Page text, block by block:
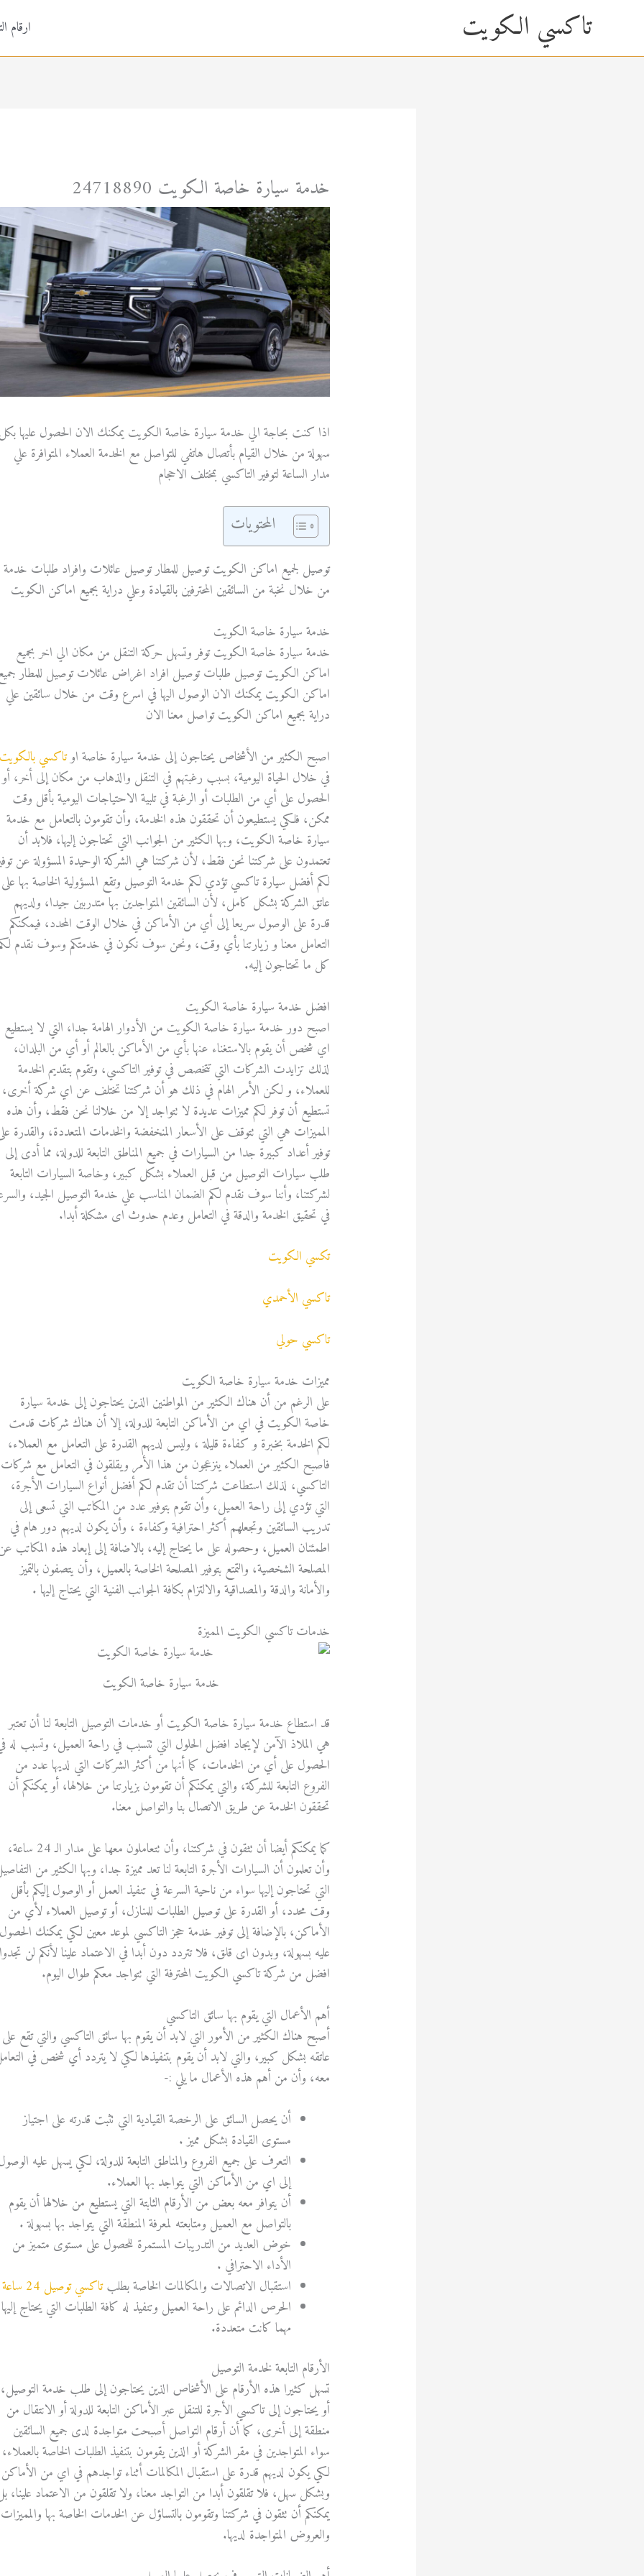
المحتوى
تاكسي الكويت ارقام
خدمة سيارة خاصة الكويت 24718890
اذا كنت بحاجة الي خدمة سيارة خاصة الكويت يمكنك الان الحصول عليها
سهولة من خلال القيام بأتصال هاتفي للتواصل مع الخدمة العملاء المتوافرة علي
مدار الساعة لتوفير التاكسي بمختلف الاحجام
المحتويات
توصيل لجميع اماكن الكويت توصيل للمطار توصيل عائلات وافراد طلبات خدمة
من خلال نخبة من السائقين المحترفين بالقيادة وعلي دراية بجميع اماكن الكويت
خدمة سيارة خاصة الكويت
خدمة سيارة خاصة الكويت توفر وتسهل حركة التنقل من مكان الي اخر بجميع
اماكن الكويت توصيل طلبات توصيل افراد اغراض عائلات توصيل للمطار
اماكن الكويت يمكنك الان الوصول اليها في اسرع وقت من خلال سائقين علي
دراية بجميع اماكن الكويت تواصل معنا الان
اصبح الكثير من الأشخاص يحتاجون إلى خدمة سيارة خاصة اوتاكسي
في خلال الحياة اليومية، بسبب رغبتهم في التنقل والذهاب من مكان إلى أخر، أو
الحصول على أي من الطلبات أو الرغبة في تلبية الاحتياجات اليومية بأقل وقت
ممكن، فلكي يستطيعون أن تحققون هذه الخدمة، وأن تقومون بالتعامل مع خدمة
سيارة خاصة الكويت، وبها الكثير من الجوانب التي تحتاجون إليها، فلابد أن
تعتمدون على شركتنا نحن فقط، لأن شركتنا هي الشركة الوحيدة المسؤولة عن
لكم أفضل سيارة تاكسي تؤدي لكم خدمة التوصيل وتقع المسؤولية الخاصة بها على
عاتق الشركة بشكل كامل، لأن السائقين المتواجدين بها متدربين جيدا، ولديهم
قدرة على الوصول سريعا إلى أي من الأماكن في خلال الوقت المحدد، فيمكنكم
التعامل معنا و زيارتنا بأي وقت، ونحن سوف نكون في خدمتكم وسوف نقدم
كل ما تحتاجون إليه.
افضل خدمة سيارة خاصة الكويت
اصبح دور خدمة سيارة خاصة الكويت من الأدوار الهامة جدا، التي لا يستطيع
اي شخص أن يقوم بالاستغناء عنها بأي من الأماكن بالعالم أو أي من البلدان،
لذلك تزايدت الشركات التي تتخصص في توفير التاكسي، وتقوم بتقديم الخدمة
للعملاء، و لكن الأمر الهام في ذلك هو أن شركتنا تختلف عن اي شركة
تستطيع أن توفر لكم مميزات عديدة لا تتواجد إلا من خلالنا نحن فقط، وأن هذه
المميزات هي التي تتوقف على الأسعار المنخفضة والخدمات المتعددة، والقدرة
توفير أعداد كبيرة جدا من السيارات في جميع المناطق التابعة للدولة، مما أدى إلى
طلب سيارات التوصيل من قبل العملاء بشكل كبير، وخاصة السيارات التابعة
لشركتنا، وأننا سوف نقدم لكم الضمان المناسب علي خدمة التوصيل الجيد،
في تحقيق الخدمة والدقة في التعامل وعدم حدوث اى مشكلة أبدا.
تكسي الكويت
تاكسي الأحمدي
تاكسي حولي
مميزات خدمة سيارة خاصة الكويت
على الرغم من أن هناك الكثير من المواطنين الذين يحتاجون إلى خدمة سيارة
خاصة الكويت في اي من الأماكن التابعة للدولة، إلا أن هناك شركات قدمت
لكم الخدمة بخبرة و كفاءة قليلة ، وليس لديهم القدرة على التعامل مع العملاء،
فاصبح الكثير من العملاء ينزعجون من هذا الأمر ويقلقون في التعامل مع شركات
التاكسي، لذلك استطاعت شركتنا أن تقدم لكم أفضل أنواع السيارات الأجرة،
التي تؤدي إلى راحة العميل، وأن تقوم بتوفير عدد من المكاتب التي تسعى إلى
تدريب السائقين وتجعلهم أكثر احترافية وكفاءة ، وأن يكون لديهم دور هام في
اطمئنان العميل، وحصوله على ما يحتاج إليه، بالاضافة إلى إبعاد هذه المكاتب
المصلحة الشخصية، والتمتع بتوفير المصلحة الخاصة بالعميل، وأن يتصفون بالتميز
والأمانة والدقة والمصداقية والالتزام بكافة الجوانب الفنية التي يحتاج إليها .
خدمات تاكسي الكويت المميزة
خدمة سيارة خاصة الكويت
قد استطاع خدمة سيارة خاصة الكويت أو خدمات التوصيل التابعة لنا أن تعتبر
هي الملاذ الآمن لإيجاد افضل الحلول التي تتسبب في راحة العميل، وتسبب له
الحصول على أي من الخدمات، كما أنها من أكثر الشركات التي لديها عدد من
الفروع التابعة للشركة، والتي يمكنكم أن تقومون بزيارتنا من خلالها، أو يمكنكم أن
تحققون الخدمة عن طريق الاتصال بنا والتواصل معنا.
كما يمكنكم أيضا أن تثقون في شركتنا، وأن تتعاملون معها على مدار الـ 24 ساعة،
وأن تعلمون أن السيارات الأجرة التابعة لنا تعد مميزة جدا، وبها الكثير من
التي تحتاجون إليها سواء من ناحية السرعة في تنفيذ العمل أو الوصول إليكم بأقل
وقت محدد، أو القدرة على توصيل الطلبات للمنازل، أو توصيل العملاء لأي من
الأماكن، بالإضافة إلى توفير خدمة حجز التاكسي لموعد معين لكي يمكنك
عليه بسهولة، وبدون اى قلق، فلا تتردد دون أبدا في الاعتماد علينا لأنكم لن
افضل من شركة تاكسي الكويت المحترفة التي تتواجد معكم طوال اليوم.
أهم الأعمال التي يقوم بها سائق التاكسي
أصبح هناك الكثير من الأمور التي لابد أن يقوم بها سائق التاكسي والتي تقع على
عاتقه بشكل كبير، والتي لابد أن يقوم بتنفيذها لكي لا يتردد أي شخص في
معه، وأن من أهم هذه الأعمال ما يلي :-
أن يحصل السائق على الرخصة القيادية التي تثبت قدرته على اجتياز
مستوى القيادة بشكل مميز .
التعرف على جميع الفروع والمناطق التابعة للدولة، لكي يسهل عليه
إلى اي من الأماكن التي يتواجد بها العملاء.
أن يتوافر معه بعض من الأرقام الثابتة التي يستطيع من خلالها أن يقوم
بالتواصل مع العميل ومتابعته لمعرفة المنطقة التي يتواجد بها بسهولة .
خوض العديد من التدريبات المستمرة للحصول على مستوى متميز من
الأداء الاحترافي .
استقبال الاتصالات والمكالمات الخاصة بطلبتاكسي توصيل 24 ساعة
الحرص الدائم على راحة العميل وتنفيذ له كافة الطلبات التي يحتاج إليها
مهما كانت متعددة.
الأرقام التابعة لخدمة التوصيل
تسهل كثيرا هذه الأرقام على الأشخاص الذين يحتاجون إلى طلب خدمة التوصيل،
أو يحتاجون إلى تاكسي الأجرة للتنقل عبر الأماكن التابعة للدولة أو الانتقال من
منطقة إلى أخرى، كما أن أرقام التواصل أصبحت متواجدة لدى جميع السائقين
سواء المتواجدين في مقر الشركة أو الذين يقومون بتنفيذ الطلبات الخاصة بالعملاء،
لكي يكون لديهم قدرة على استقبال المكالمات أثناء تواجدهم في اي من الأماكن
وبشكل سهل، فلا تقلقون أبدا من التواجد معنا، ولا تقلقون من الاعتماد علينا،
يمكنكم أن تثقون في شركتنا وتقومون بالتساؤل عن الخدمات الخاصة بها والمميزات
والعروض المتواجدة لديها.